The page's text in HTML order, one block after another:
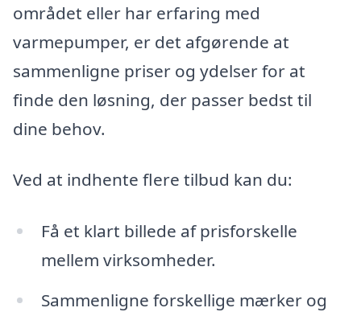
området eller har erfaring med
varmepumper, er det afgørende at
sammenligne priser og ydelser for at
finde den løsning, der passer bedst til
dine behov.
Ved at indhente flere tilbud kan du:
Få et klart billede af prisforskelle
mellem virksomheder.
Sammenligne forskellige mærker og